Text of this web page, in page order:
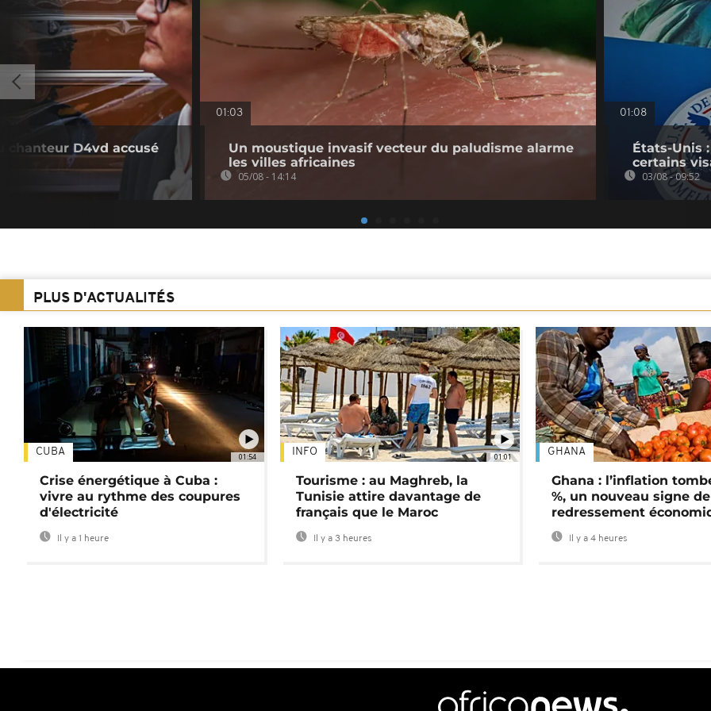
chanteur D4vd accusé
01:03
Un moustique invasif vecteur du paludisme alarme
les villes africaines
05/08 - 14:14
01:08
États-Unis
certains
03/08 - 09:52
PLUS D'ACTUALITÉS
01:54
CUBA
Crise énergétique à Cuba :
vivre au rythme des coupures
d'électricité
Il y a 1 heure
01:01
INFO
Tourisme : au Maghreb, la
Tunisie attire davantage de
français que le Maroc
Il y a 3 heures
GHANA
Ghana : l’inflation
%, un nouveau signe de
redressement
Il y a 4 heures